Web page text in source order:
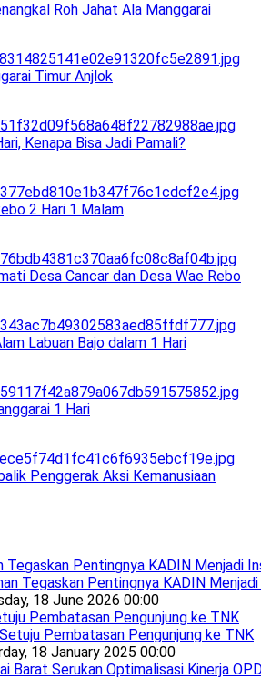
Roh Jahat Ala Manggarai
Timur Anjlok
Kenapa Bisa Jadi Pamali?
2 Hari 1 Malam
Desa Cancar dan Desa Wae Rebo
Labuan Bajo dalam 1 Hari
1 Hari
Penggerak Aksi Kemanusiaan
Tegaskan Pentingnya KADIN Menjadi
18 June 2026 00:00
Pembatasan Pengunjung ke TNK
18 January 2025 00:00
Barat Serukan Optimalisasi Kinerja